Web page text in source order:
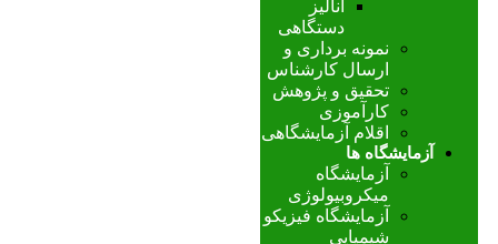
آنالیز
دستگاهی
نمونه برداری و
ارسال کارشناس
تحقیق و پژوهش
کارآموزی
اقلام آزمایشگاهی
آزمایشگاه ها
آزمایشگاه
میکروبیولوژی
آزمایشگاه فیزیکو
شیمیایی